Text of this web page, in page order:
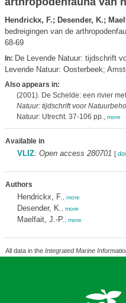
Hendrickx, F.; Desender, K.;
bedreigingen van de
68-69
In: De Levende Natuur: tijdschrift
Levende Natuur: Oosterbeek;
Also appears in:
(2001). De Schelde: een rivier
Natuur: tijdschrift voor
Natuur: Utrecht. 37-106 pp., more
Available in
VLIZ: Open access 280701 [
Authors
Hendrickx, F. more
Desender, K. more
Maelfait, J.-P. more
All data in the Integrated Marine